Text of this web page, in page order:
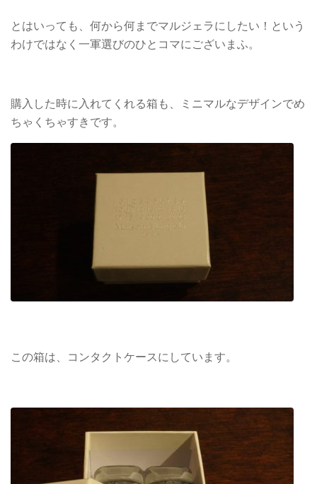
とはいっても、何から何までマルジェラにしたい！という
わけではなく一軍選びのひとコマにございまふ。
購入した時に入れてくれる箱も、ミニマルなデザインでめ
ちゃくちゃすきです。
この箱は、コンタクトケースにしています。